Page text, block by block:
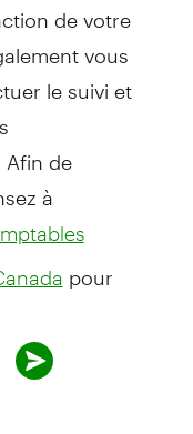
de votre
vous
le suivi et
de
à
pour